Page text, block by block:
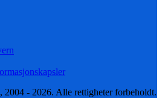
- 2026. Alle rettigheter forbeholdt.